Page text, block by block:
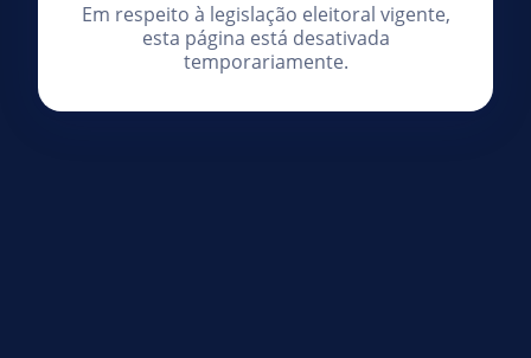
Em respeito à legislação eleitoral vigente,
esta página está desativada
temporariamente.